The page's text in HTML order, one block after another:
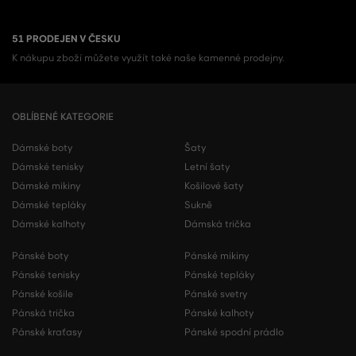
51 PRODEJEN V ČESKU
K nákupu zboží můžete využít také naše kamenné prodejny.
OBLÍBENÉ KATEGORIE
Dámské boty
Dámské tenisky
Dámské mikiny
Dámské tepláky
Dámské kalhoty
Šaty
Letní šaty
Košilové šaty
Sukně
Dámská trička
Pánské boty
Pánské tenisky
Pánské košile
Pánská trička
Pánské kraťasy
Pánské mikiny
Pánské tepláky
Pánské svetry
Pánské kalhoty
Pánské spodní prádlo